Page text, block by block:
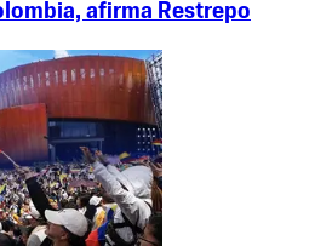
afirma Restrepo